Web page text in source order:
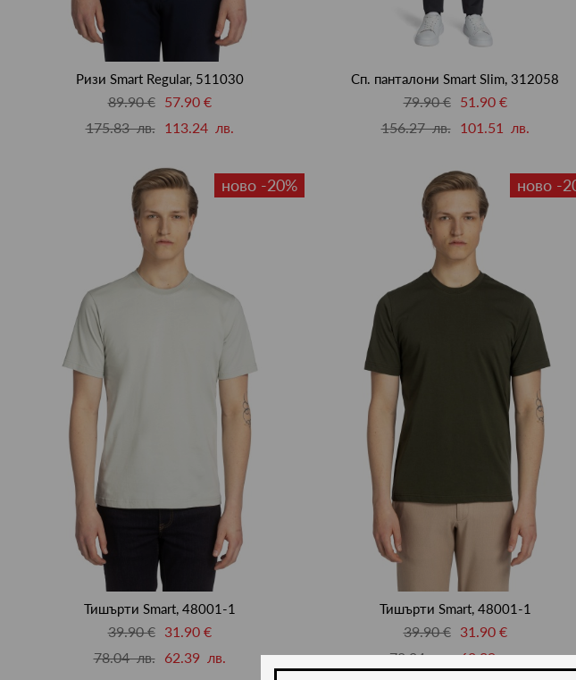
Ризи Smart Regular, 511030
89.90 €
57.90 €
175.83 лв.
113.24 лв.
Сп. панталони Smart Slim, 312058
79.90 €
51.90 €
156.27 лв.
101.51 лв.
ново -20%
Тишърти Smart, 48001-1
39.90 €
31.90 €
78.04 лв.
62.39 лв.
ново -
Тишърти Smart, 48001-1
39.90 €
31.90 €
78.04 лв. 62.39 лв.